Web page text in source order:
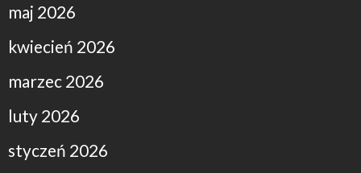
maj 2026
kwiecień 2026
marzec 2026
luty 2026
styczeń 2026